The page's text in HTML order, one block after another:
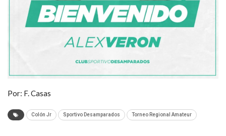
Por: F. Casas
Colón Jr Sportivo Desamparados Torneo Regional Amateur